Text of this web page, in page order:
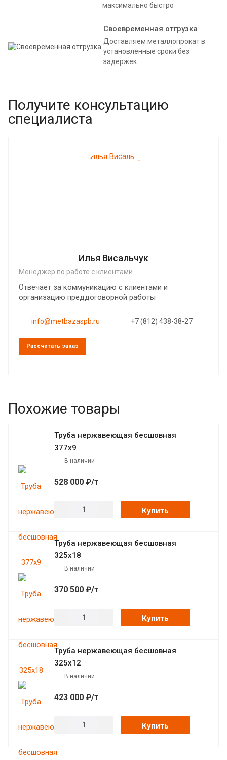
максимально быстро
Своевременная отгрузка
Доставляем металлопрокат в
установленные сроки без
задержек
Получите консультацию
специалиста
Илья Висальчук
Менеджер по работе с клиентами
Отвечает за коммуникацию с клиентами и
организацию преддоговорной работы
info@metbazaspb.ru +7 (812) 438-38-27
Рассчитать заказ
Похожие товары
Труба нержавеющая бесшовная
377х9
В наличии
528 000 ₽/т
Купить
Труба нержавеющая бесшовная
325х18
В наличии
370 500 ₽/т
Купить
Труба нержавеющая бесшовная
325х12
В наличии
423 000 ₽/т
Купить